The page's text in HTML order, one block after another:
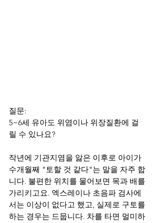
질문:
5~6세 유아도 위염이나 위장질환에 걸
릴 수 있나요?
작년에 기관지염을 앓은 이후로 아이가
수개월째 "토할 것 같다"는 말을 자주 합
니다. 불편한 위치를 물어보면 목과 배를
가리키고요. 엑스레이나 초음파 검사에
서는 이상이 없다고 했고, 실제로 구토를
하는 경우는 드뭅니다. 차를 타면 멀미하